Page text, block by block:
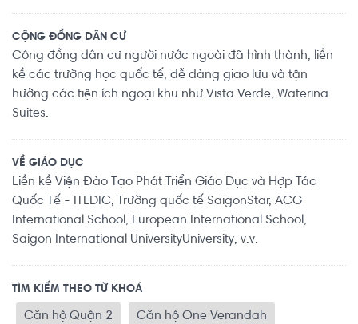
CỘNG ĐỒNG DÂN CƯ
Cộng đồng dân cư người nước ngoài đã hình thành, liền
kề các trường học quốc tế, dễ dàng giao lưu và tận
hưởng các tiện ích ngoại khu như Vista Verde, Waterina
Suites.
VỀ GIÁO DỤC
Liền kề Viện Đào Tạo Phát Triển Giáo Dục và Hợp Tác
Quốc Tế - ITEDIC, Trường quốc tế SaigonStar, ACG
International School, European International School,
Saigon International UniversityUniversity, v.v.
TÌM KIẾM THEO TỪ KHOÁ
Căn hộ Quận 2 Căn hộ One Verandah